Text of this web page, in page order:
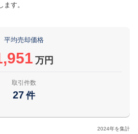
ます。
平均売却価格
万円
取引件数
27 件
2024年を集計